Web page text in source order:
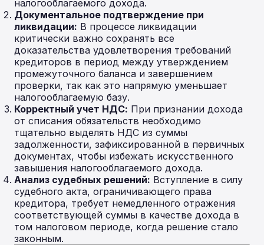
налогооблагаемого дохода.
Документальное подтверждение при
ликвидации: В процессе ликвидации
критически важно сохранять все
доказательства удовлетворения требований
кредиторов в период между утверждением
промежуточного баланса и завершением
проверки, так как это напрямую уменьшает
налогооблагаемую базу.
Корректный учет НДС: При признании дохода
от списания обязательств необходимо
тщательно выделять НДС из суммы
задолженности, зафиксированной в первичных
документах, чтобы избежать искусственного
завышения налогооблагаемого дохода.
Анализ судебных решений: Вступление в силу
судебного акта, ограничивающего права
кредитора, требует немедленного отражения
соответствующей суммы в качестве дохода в
том налоговом периоде, когда решение стало
законным.